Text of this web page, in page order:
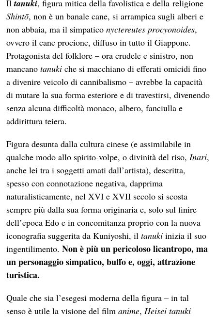
Iltanuki, figura mitica della favolistica e della religione
Shintō, non è un banale cane, si arrampica sugli alberi e
non abbaia, ma il simpaticonyctereutes procyonoides,
ovvero il cane procione, diffuso in tutto il Giappone.
Protagonista del folklore – ora crudele e sinistro, non
mancanotanuki che si macchiano di efferati omicidi fino
a divenire veicolo di cannibalismo – avrebbe la capacità
di mutare la sua forma esteriore e di travestirsi, divenendo
senza alcuna difficoltà monaco, albero, fanciulla e
addirittura teiera.
Figura desunta dalla cultura cinese (e assimilabile in
qualche modo allo spirito-volpe, o divinità del riso,Inari,
anche lei tra i soggetti amati dall’artista), descritta,
spesso con connotazione negativa, dapprima
naturalisticamente, nel XVI e XVII secolo si scosta
sempre più dalla sua forma originaria e, solo sul finire
dell’epoca Edo e in concomitanza proprio con la nuova
iconografia suggerita da Kuniyoshi, iltanuki inizia il suo
ingentilimento.Non è più un pericoloso licantropo, ma
un personaggio simpatico, buffo e, oggi, attrazione
turistica.
Quale che sia l’esegesi moderna della figura – in tal
senso è utile la visione del filmanime,Heisei tanuki